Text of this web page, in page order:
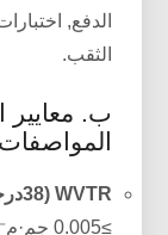
الدفع,
الثقب.
ب. معايير
WVTR (38درجة مئوية/90% رطوبة نسبية):